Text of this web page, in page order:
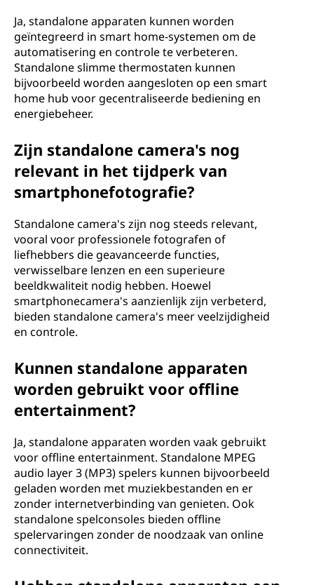
Ja, standalone apparaten kunnen worden
geïntegreerd in smart home-systemen om de
automatisering en controle te verbeteren.
Standalone slimme thermostaten kunnen
bijvoorbeeld worden aangesloten op een smart
home hub voor gecentraliseerde bediening en
energiebeheer.
Zijn standalone camera's nog
relevant in het tijdperk van
smartphonefotografie?
Standalone camera's zijn nog steeds relevant,
vooral voor professionele fotografen of
liefhebbers die geavanceerde functies,
verwisselbare lenzen en een superieure
beeldkwaliteit nodig hebben. Hoewel
smartphonecamera's aanzienlijk zijn verbeterd,
bieden standalone camera's meer veelzijdigheid
en controle.
Kunnen standalone apparaten
worden gebruikt voor offline
entertainment?
Ja, standalone apparaten worden vaak gebruikt
voor offline entertainment. Standalone MPEG
audio layer 3 (MP3) spelers kunnen bijvoorbeeld
geladen worden met muziekbestanden en er
zonder internetverbinding van genieten. Ook
standalone spelconsoles bieden offline
spelervaringen zonder de noodzaak van online
connectiviteit.